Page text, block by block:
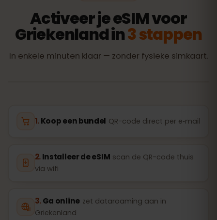
Activeer je eSIM voor
Griekenland in3 stappen
In enkele minuten klaar — zonder fysieke simkaart.
Koop een bundel QR-code direct per e‑mail
Installeer de eSIM scan de QR-code thuis
via wifi
Ga online zet dataroaming aan in
Griekenland